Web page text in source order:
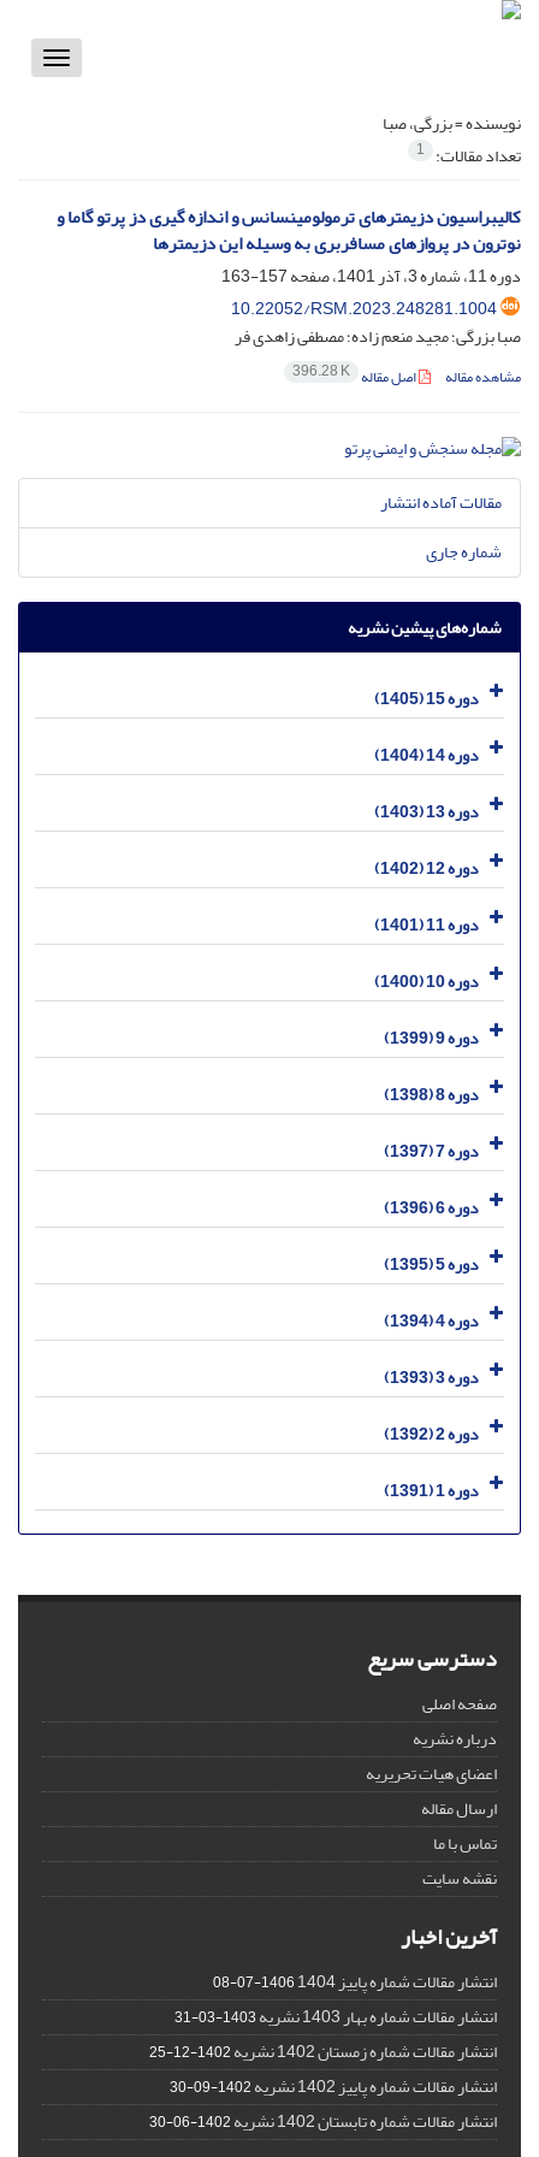
Toggle
نویسنده =بزرگی، صبا
تعداد مقالات: 1
کالیبراسیون دزیمترهای ترمولومینسانس و اندازه گیری دز پرتو گاما و
نوترون در پروازهای مسافربری به وسیله این دزیمترها
دوره 11، شماره 3، آذر 1401، صفحه
157-163
10.22052/RSM.2023.248281.1004
صبا بزرگی؛ مجید منعم زاده؛ مصطفی زاهدی فر
مشاهده مقاله اصل مقاله 396.28 K
مقالات آماده انتشار
شماره جاری
شماره‌های پیشین نشریه
دوره 15 (1405)
دوره 14 (1404)
دوره 13 (1403)
دوره 12 (1402)
دوره 11 (1401)
دوره 10 (1400)
دوره 9 (1399)
دوره 8 (1398)
دوره 7 (1397)
دوره 6 (1396)
دوره 5 (1395)
دوره 4 (1394)
دوره 3 (1393)
دوره 2 (1392)
دوره 1 (1391)
دسترسی سریع
صفحه اصلی
درباره نشریه
اعضای هیات تحریریه
ارسال مقاله
تماس با ما
نقشه سایت
آخرین اخبار
انتشار مقالات شماره پاییز 1404 1406-07-08
انتشار مقالات شماره بهار 1403 نشریه 1403-03-31
انتشار مقالات شماره زمستان 1402 نشریه 1402-12-25
انتشار مقالات شماره پاییز 1402 نشریه 1402-09-30
انتشار مقالات شماره تابستان 1402 نشریه 1402-06-30